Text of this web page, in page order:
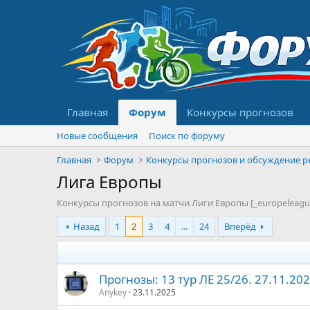
Главная Форум Конкурсы прогнозов
Новые сообщения
Поиск по форуму
Главная
Форум
Лига Европы
Конкурсы прогнозов на матчи Лиги Европы
Назад
1 2 3 4 ... 24 Вперёд
Прогнозы: 13 тур ЛЕ 25/26.
Anykey 23.11.2025